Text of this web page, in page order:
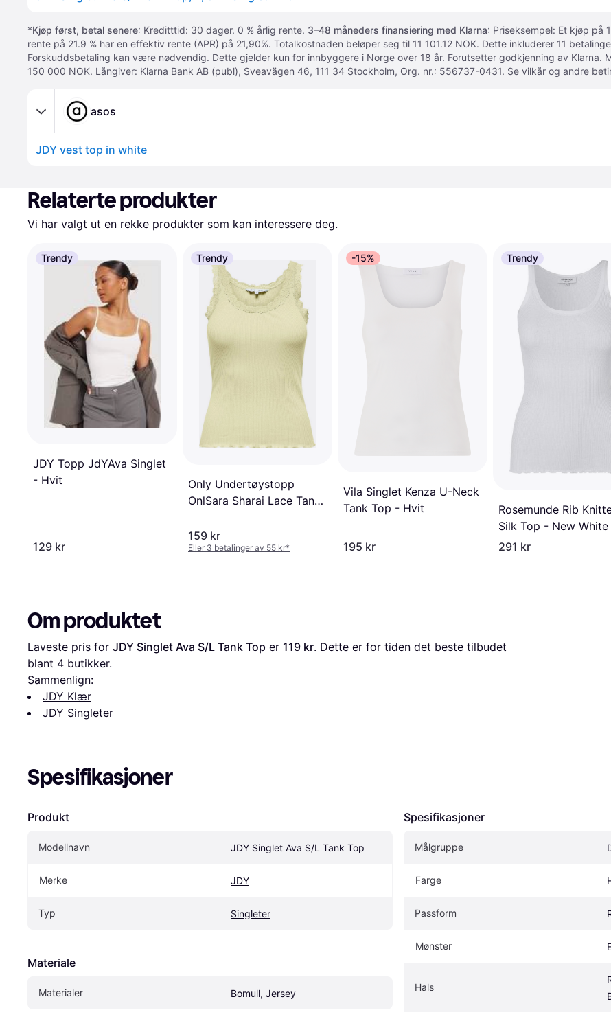
*Kjøp først, betal senere: Kreditttid: 30 dager. 0 % årlig rente. 3–48 måneders finansiering med Klarna: Priseksempel: Et kjøp på
rente på 21.9 % har en effektiv rente (APR) på 21,90%. Totalkostnaden beløper seg til 11 101.12 NOK. Dette inkluderer 11
Forskuddsbetaling kan være nødvendig. Dette gjelder kun for innbyggere i Norge over 18 år. Forutsetter godkjenning av Klarna.
150 000 NOK. Långiver: Klarna Bank AB (publ), Sveavägen 46, 111 34 Stockholm, Org. nr.: 556737-0431. Se vilkår og andre
asos
JDY vest top in white
Relaterte produkter
Vi har valgt ut en rekke produkter som kan interessere deg.
Trendy
JDY Topp JdYAva Singlet
- Hvit
129 kr
Trendy
Only Undertøystopp
OnlSara Sharai Lace Tank
159 kr
Eller 3 betalinger av 55 kr*
-15%
Vila Singlet Kenza U-Neck
Tank Top - Hvit
195 kr
Trendy
Rosemunde Rib
Silk Top - New White
291 kr
Om produktet
Laveste pris for JDY Singlet Ava S/L Tank Top er 119 kr. Dette er for tiden det beste tilbudet
blant 4 butikker.
Sammenlign:
JDY Klær
JDY Singleter
Spesifikasjoner
Produkt
Modellnavn JDY Singlet Ava S/L Tank Top
Merke JDY
Typ Singleter
Materiale
Materialer Bomull, Jersey
Spesifikasjoner
Målgruppe
Farge
Passform
Mønster
Hals